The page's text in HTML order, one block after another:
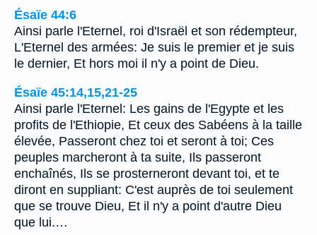
Ésaïe 44:6
Ainsi parle l'Eternel, roi d'Israël et son rédempteur,
L'Eternel des armées: Je suis le premier et je suis
le dernier, Et hors moi il n'y a point de Dieu.
Ésaïe 45:14,15,21-25
Ainsi parle l'Eternel: Les gains de l'Egypte et les
profits de l'Ethiopie, Et ceux des Sabéens à la taille
élevée, Passeront chez toi et seront à toi; Ces
peuples marcheront à ta suite, Ils passeront
enchaînés, Ils se prosterneront devant toi, et te
diront en suppliant: C'est auprès de toi seulement
que se trouve Dieu, Et il n'y a point d'autre Dieu
que lui.…